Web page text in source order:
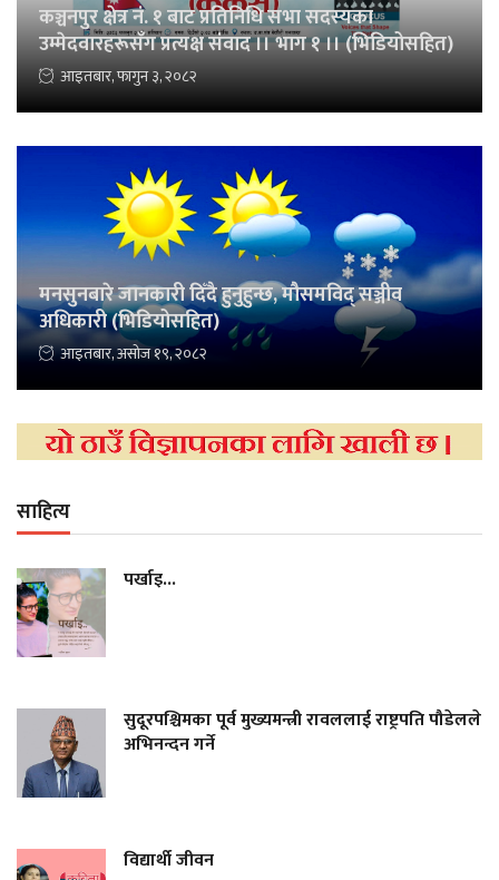
कञ्चनपुर क्षेत्र नं. १ बाट प्रतिनिधि सभा सदस्यका
उम्मेदवारहरूसँग प्रत्यक्ष संवाद ।। भाग १ ।। (भिडियोसहित)
आइतबार, फागुन ३, २०८२
मनसुनबारे जानकारी दिँदै हुनुहुन्छ, मौसमविद् सञ्जीव
अधिकारी (भिडियोसहित)
आइतबार, असोज १९, २०८२
साहित्य
पर्खाइ...
सुदूरपश्चिमका पूर्व मुख्यमन्त्री रावललाई राष्ट्रपति पौडेलले
अभिनन्दन गर्ने
विद्यार्थी जीवन